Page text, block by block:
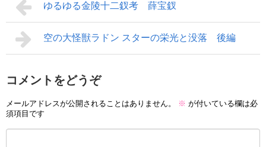
ゆるゆる金陵十二釵考 薛宝釵
空の大怪獣ラドン スターの栄光と没落 後編
コメントをどうぞ
メールアドレスが公開されることはありません。 ※ が付いている欄は必
須項目です